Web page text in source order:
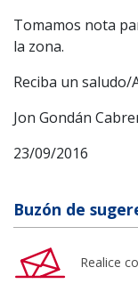
Tomamos nota
la zona.
Reciba un
Jon Gondán
23/09/2016
Buzón de
Realice